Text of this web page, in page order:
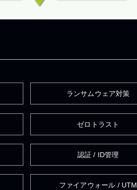
ランサムウェア対策
ゼロトラスト
認証 / ID管理
ファイアウォール / UTM